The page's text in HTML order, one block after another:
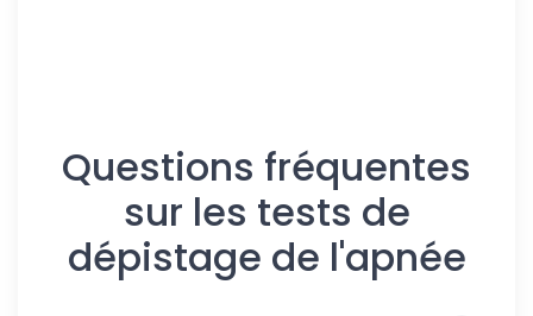
Questions fréquentes
sur les tests de
dépistage de l'apnée